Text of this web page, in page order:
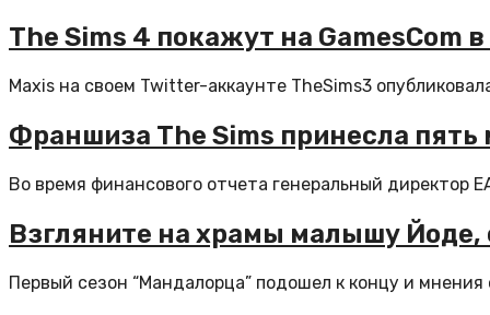
The Sims 4 покажут на GamesCom
Maxis на своем Twitter-аккаунте TheSims3
Франшиза The Sims принесла
Во время финансового отчета генеральный директор
Взгляните на храмы малышу Йоде,
Первый сезон “Мандалорца” подошел к концу и